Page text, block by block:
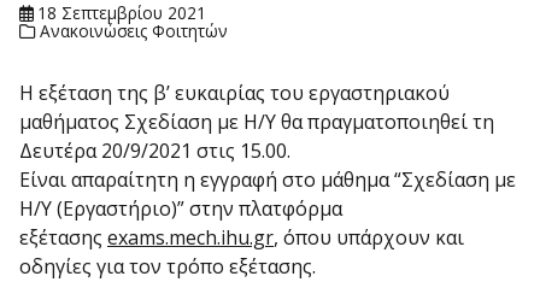
18 Σεπτεμβρίου 2021
Ανακοινώσεις Φοιτητών
Η εξέταση της β’ ευκαιρίας του εργαστηριακού
μαθήματος Σχεδίαση με Η/Υ θα πραγματοποιηθεί τη
Δευτέρα 20/9/2021 στις 15.00.
Είναι απαραίτητη η εγγραφή στο μάθημα “Σχεδίαση με
Η/Υ (Εργαστήριο)” στην πλατφόρμα
εξέτασης exams.mech.ihu.gr, όπου υπάρχουν και
οδηγίες για τον τρόπο εξέτασης.